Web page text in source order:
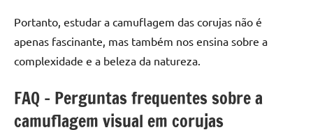
Portanto, estudar a camuflagem das corujas não é
apenas fascinante, mas também nos ensina sobre a
complexidade e a beleza da natureza.
FAQ – Perguntas frequentes sobre a
camuflagem visual em corujas